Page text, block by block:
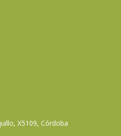
X5109, Córdoba